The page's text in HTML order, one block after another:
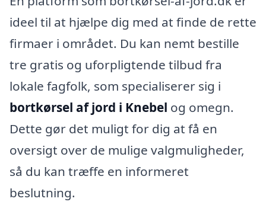
ideel til at hjælpe dig med at finde de rette
firmaer i området. Du kan nemt bestille
tre gratis og uforpligtende tilbud fra
lokale fagfolk, som specialiserer sig i
bortkørsel af jord i Knebel og omegn.
Dette gør det muligt for dig at få en
oversigt over de mulige valgmuligheder,
så du kan træffe en informeret
beslutning.